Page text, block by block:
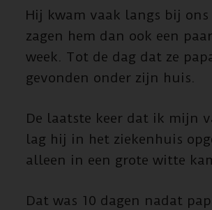
Hij kwam vaak langs bij ons
zagen hem dan ook een
week. Tot de dag dat ze
gevonden onder zijn huis.
De laatste keer dat ik mijn
lag hij in het ziekenhuis
alleen in een grote witte
Dat was 10 dagen nadat